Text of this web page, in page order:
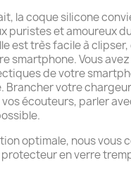
la coque silicone
puristes et amoureux
est très facile à
smartphone. Vous
de votre
Brancher votre
écouteurs, parler
optimale, nous vous
en verre